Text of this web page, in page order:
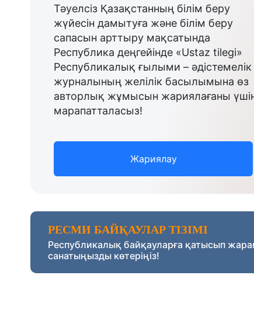
Тәуелсіз Қазақстанның білім беру
жүйесін дамытуға және білім беру
сапасын арттыру мақсатында
Республика деңгейінде «Ustaz tilegi»
Республикалық ғылыми – әдістемелік
журналының желілік басылымына өз
авторлық жұмысын жариялағаны
марапатталасыз!
Жариялау
РЕСМИ БАЙҚАУЛАР ТІЗІМІ
Республикалық байқауларға қатысып
санатыңызды көтеріңіз!